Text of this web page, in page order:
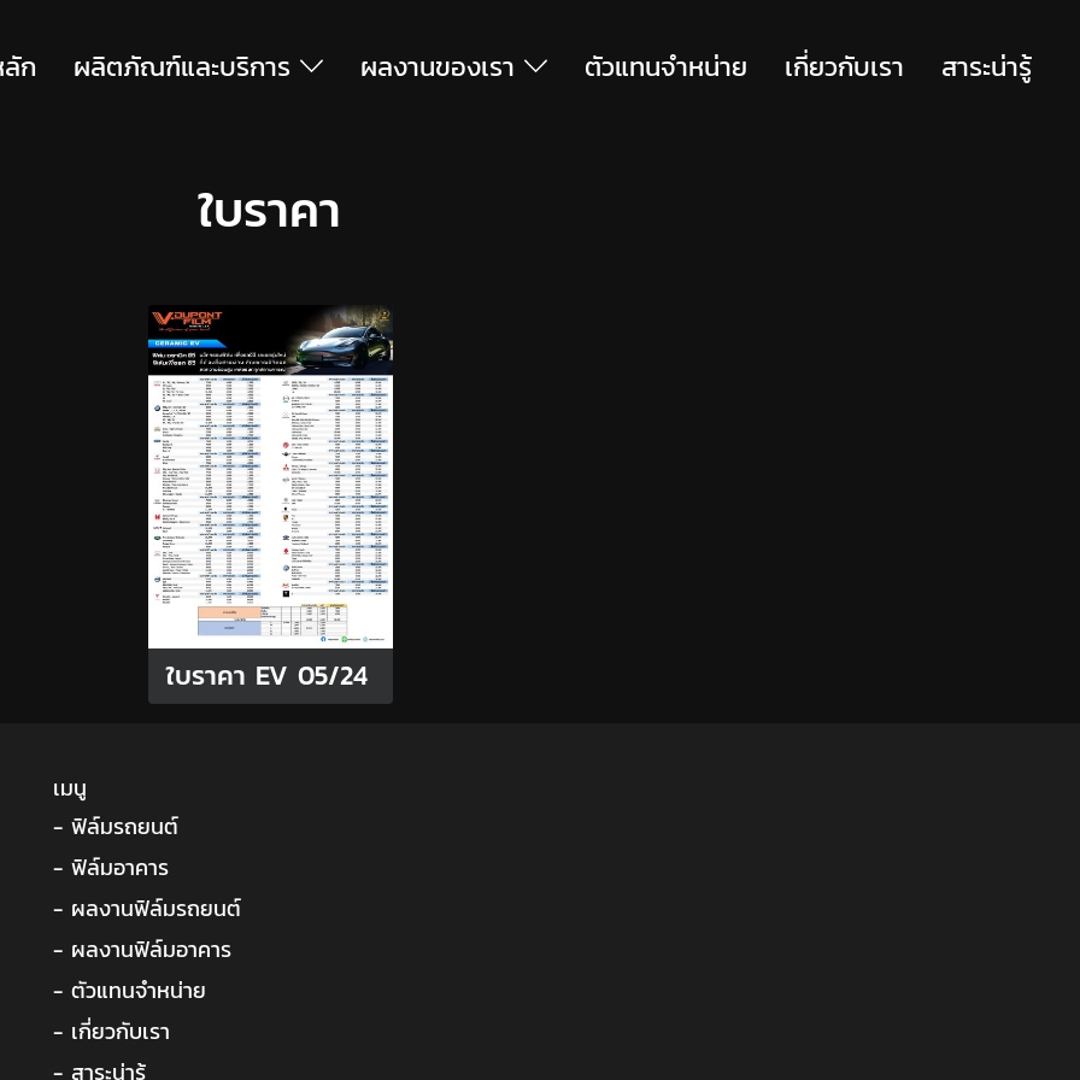
ก ผลิตภัณฑ์และบริการ ผลงานของเรา ตัวแทนจำหน่าย เกี่ยวกับเรา สาระน่ารู้
ใบราคา
ใบราคา EV 05/24
เมนู
- ฟิล์มรถยนต์
- ฟิล์มอาคาร
- ผลงานฟิล์มรถยนต์
- ผลงานฟิล์มอาคาร
- ตัวแทนจำหน่าย
- เกี่ยวกับเรา
- สาระน่ารู้